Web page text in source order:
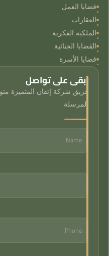
قضايا العمل
العقارات
الملكية الفكرية
القضايا الجنائية
قضايا الأسرة
ابقى على تواصل
فريق شركة إتقان المتميزة
المرسلة